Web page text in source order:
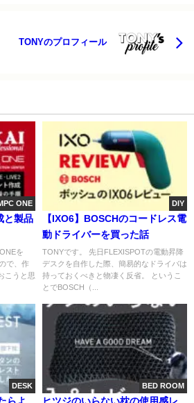
TONYのプロフィール
ONE
と製品
を
で、作
こうと思
DIY
【IXO6】BOSCHのコードレス電
動ドライバーを買った話
TONYです。 先日FLEXISPOTの電動昇降
デスクを自作した際、簡易的なドライバは
持っておくべきと物凄く反省。 というこ
とでBOSCH（...
DESK BED ROOM